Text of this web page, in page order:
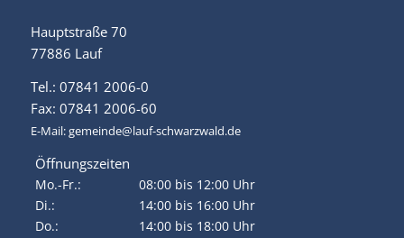
Hauptstraße 70
77886 Lauf
Tel.: 07841 2006-0
Fax: 07841 2006-60
E-Mail:gemeinde@lauf-schwarzwald.de
Öffnungszeiten
Mo.-Fr.:
08:00 bis 12:00 Uhr
Di.:
14:00 bis 16:00 Uhr
Do.:
14:00 bis 18:00 Uhr